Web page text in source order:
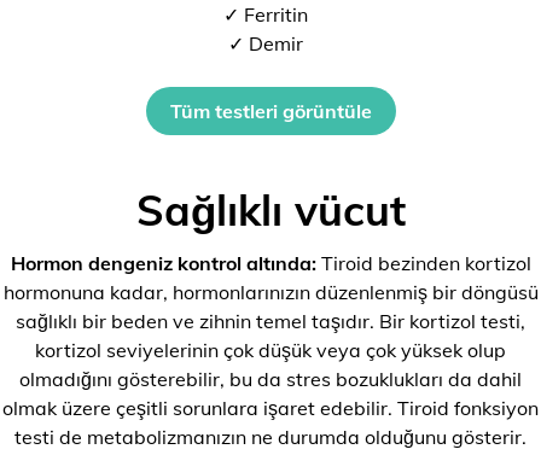
✓ Ferritin
✓ Demir
Tüm testleri görüntüle
Sağlıklı vücut
Hormon dengeniz kontrol altında:Tiroid bezinden kortizol
hormonuna kadar, hormonlarınızın düzenlenmiş bir döngüsü
sağlıklı bir beden ve zihnin temel taşıdır. Bir kortizol testi,
kortizol seviyelerinin çok düşük veya çok yüksek olup
olmadığını gösterebilir, bu da stres bozuklukları da dahil
olmak üzere çeşitli sorunlara işaret edebilir. Tiroid fonksiyon
testi de metabolizmanızın ne durumda olduğunu gösterir.